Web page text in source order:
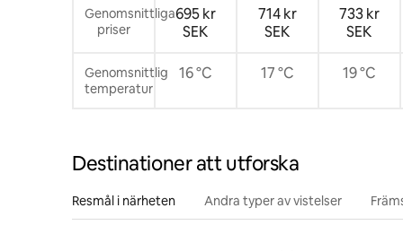
Genomsnittliga
priser
695 kr
SEK
714 kr
SEK
733 kr
SEK
Genomsnittlig
temperatur
16 °C 17 °C 19 °C
Destinationer att utforska
Resmål i närheten Andra typer av vistelser